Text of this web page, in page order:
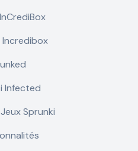
Incredibox
Infected
Sprunki